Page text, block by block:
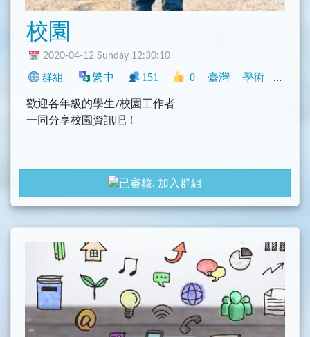
校園
2020-04-12 Sunday 12:30:10
群組 繁中 151 0 臺灣 學術 閒聊
歡迎各年級的學生/校園工作者
一同分享校園資訊吧！
加入群組